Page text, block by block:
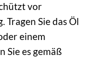
vor
Tragen Sie das Öl
einem
Sie es gemäß